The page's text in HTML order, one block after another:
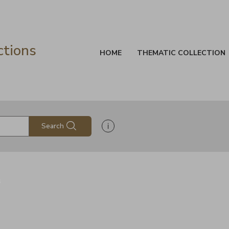
HOME THEMATIC COLLECTION
Search Show search help information